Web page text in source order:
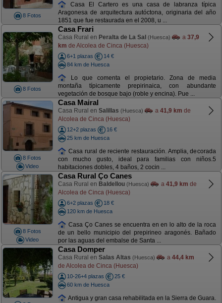
8 Fotos
Casa El Cartero es una casa de labranza típica
Aragonesa de arquitectura autóctona, originaria del año
1851 que fue restaurada en el 2008, u ...
8 Fotos
Casa Frari
Casa Rural en Peralta de La Sal (Huesca) a 37,9
km de Alcolea de Cinca (Huesca)
6+1 plazas
14 €
84 km de Huesca
Lo que comenta el propietario. Zona de media
montaña típicamente prepirinaica, con abundante
vegetación de bosque bajo (roble y encina). Pue ...
8 Fotos
Video
Casa Mairal
Casa Rural en Salillas (Huesca) a 41,9 km de
Alcolea de Cinca (Huesca)
12+2 plazas
16 €
25 km de Huesca
Casa rural de reciente restauración. Amplia, decorada
con mucho gusto, ideal para familias con niños.5
habitaciones dobles, 4 baños, 2 cocin ...
8 Fotos
Video
Casa Rural Ço Canes
Casa Rural en Baldellou (Huesca) a 41,9 km de
Alcolea de Cinca (Huesca)
6+2 plazas
18 €
120 km de Huesca
Casa Ço Canes se encuentra en en lo alto de la roca
de un bello municipio del prepirineo aragonés. Bañado
por las aguas del embalse de Santa ...
Casa Domper
Casa Rural en Salas Altas (Huesca) a 44,4 km
de Alcolea de Cinca (Huesca)
10-26+4 plazas
25 €
60 km de Huesca
Antigua y gran casa rehabilitada en la Sierra de Guara.